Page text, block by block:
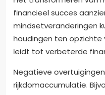
financieel succes
mindsetveranderingen
houdingen ten opzichte
leidt tot verbeterde
Negatieve
rijkdomaccumulatie.